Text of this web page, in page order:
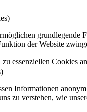
grundlegende
der Website
essenziellen Cookies
Informationen
zu verstehen, wie